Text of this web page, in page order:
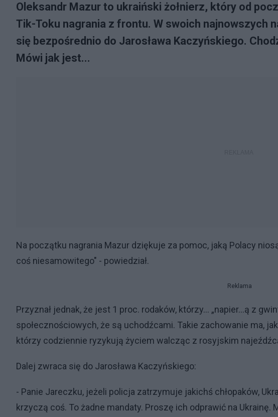
Oleksandr Mazur to ukraiński żołnierz, który od
Tik-Toku nagrania z frontu. W swoich najnowszych
się bezpośrednio do Jarosława Kaczyńskiego.
Mówi jak jest...
Na początku nagrania Mazur dziękuje za pomoc, jaką Polacy
coś niesamowitego" - powiedział.
Reklama
Przyznał jednak, że jest 1 proc. rodaków, którzy… „napier…ą z
społecznościowych, że są uchodźcami. Takie zachowanie ma,
którzy codziennie ryzykują życiem walcząc z rosyjskim
Dalej zwraca się do Jarosława Kaczyńskiego:
- Panie Jareczku, jeżeli policja zatrzymuje jakichś chłopaków,
krzyczą coś. To żadne mandaty. Proszę ich odprawić na